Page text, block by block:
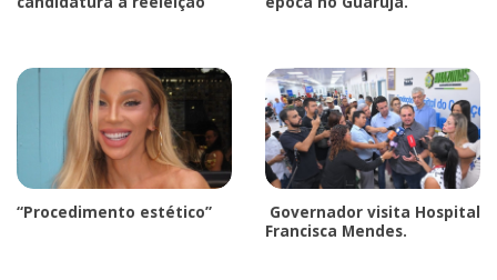
“Procedimento estético”
Governador visita Hospital
Francisca Mendes.